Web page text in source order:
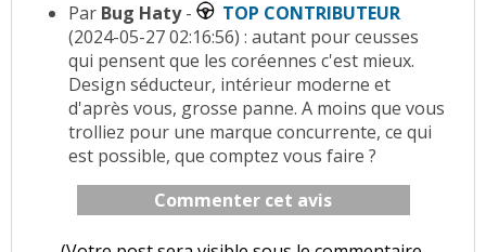
Par Bug Haty-
TOP CONTRIBUTEUR
(2024-05-27 02:16:56) : autant pour ceusses
qui pensent que les coréennes c'est mieux.
Design séducteur, intérieur moderne et
d'après vous, grosse panne. A moins que vous
trolliez pour une marque concurrente, ce qui
est possible, que comptez vous faire ?
Commenter cet avis